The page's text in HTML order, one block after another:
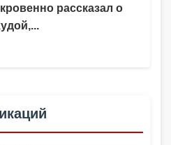
рассказал о